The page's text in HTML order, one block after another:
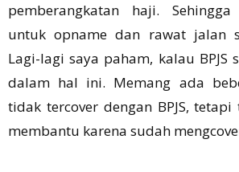
pemberangkatan haji.
untuk opname dan rawat jalan
Lagi-lagi saya paham, kalau BPJS
dalam hal ini. Memang ada
tidak tercover dengan BPJS,
membantu karena sudah